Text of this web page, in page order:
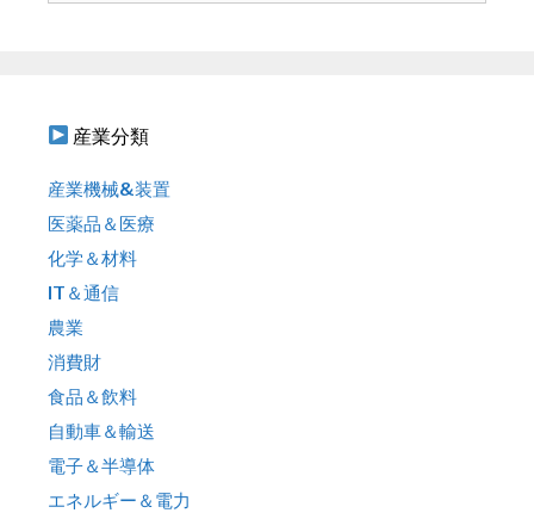
産業分類
産業機械&装置
医薬品＆医療
化学＆材料
IT＆通信
農業
消費財
食品＆飲料
自動車＆輸送
電子＆半導体
エネルギー＆電力